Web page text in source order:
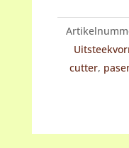
set
Pasen
aantal
cutter,